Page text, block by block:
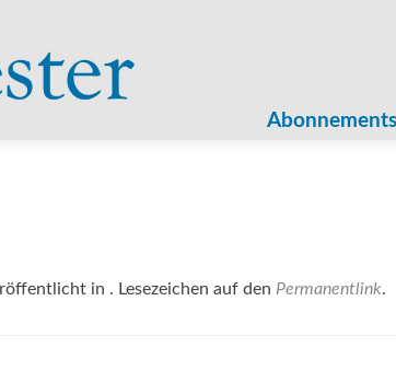
Abonnements
in . Lesezeichen auf den Permanentlink.